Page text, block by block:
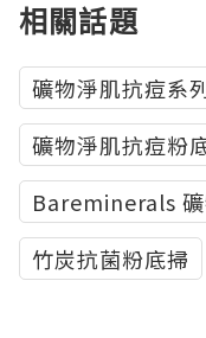
相關話題
礦物淨肌抗痘系
礦物淨肌抗痘粉
Bareminerals
竹炭抗菌粉底掃